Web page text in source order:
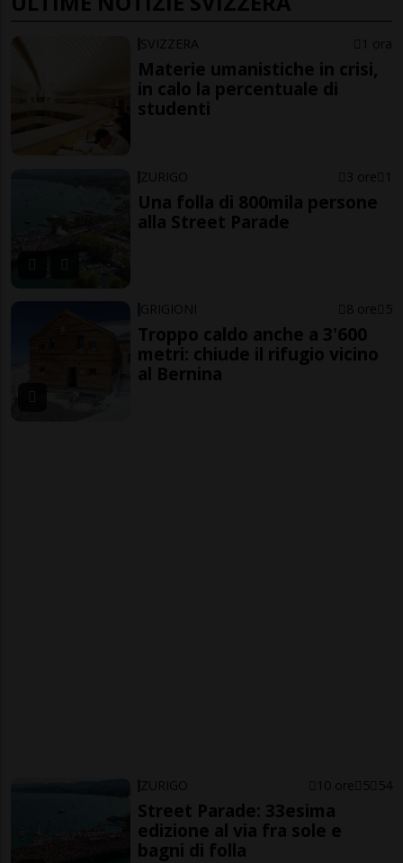
SVIZZERA 1 ora
Materie umanistiche in crisi,
in calo la percentuale di
studenti
ZURIGO 3 ore 1
Una folla di 800mila persone
alla Street Parade
GRIGIONI 8 ore 5
Troppo caldo anche a 3'600
metri: chiude il rifugio vicino
al Bernina
ZURIGO 10 ore 5 54
Street Parade: 33esima
edizione al via fra sole e
bagni di folla